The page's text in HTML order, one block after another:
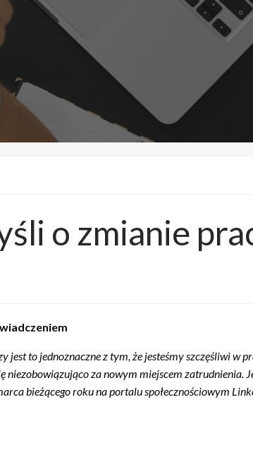
o zmianie
to jednoznaczne z tym, że jesteśmy szczęśliwi w
za nowym miejscem zatrudnienia.
bieżącego roku na portalu społecznościowym